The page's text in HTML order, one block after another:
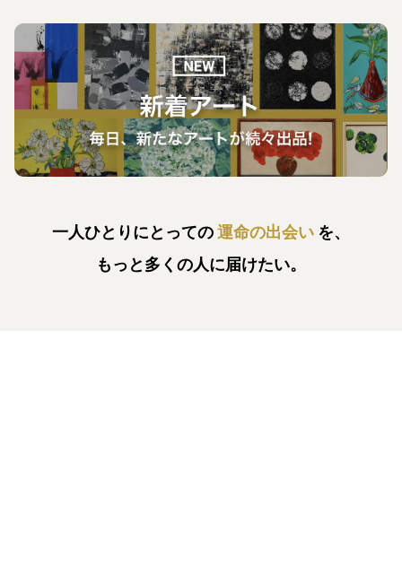
一人ひとりにとっての運命の出会い を、
もっと多くの人に届けたい。